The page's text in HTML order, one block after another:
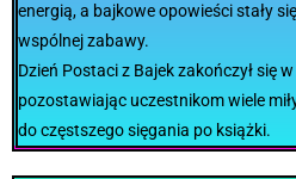
energią, a bajkowe opowieści stały
wspólnej zabawy.
Dzień Postaci z Bajek zakończył się
pozostawiając uczestnikom wiele
do częstszego sięgania po książki.